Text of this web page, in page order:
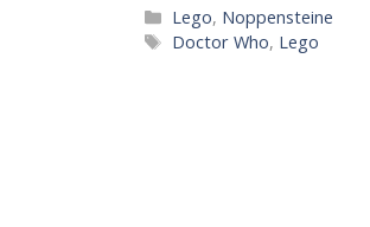
Kategorien
Lego, Noppensteine
Schlagwörter
Doctor Who, Lego